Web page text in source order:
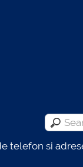
telefon si